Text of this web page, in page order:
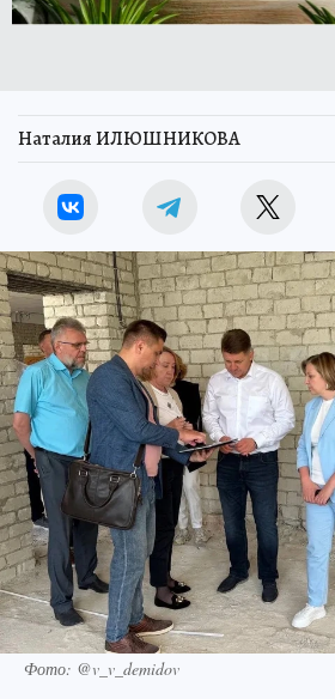
Наталия ИЛЮШНИКОВА
Фото: @v_v_demidov